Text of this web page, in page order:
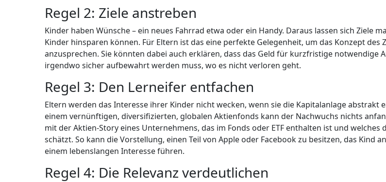
Regel 2: Ziele anstreben
Kinder haben Wünsche – ein neues Fahrrad etwa oder ein Handy. Daraus lassen sich Ziele
Kinder hinsparen können. Für Eltern ist das eine perfekte Gelegenheit, um das Konzept des
anzusprechen. Sie könnten dabei auch erklären, dass das Geld für kurzfristige notwendige
irgendwo sicher aufbewahrt werden muss, wo es nicht verloren geht.
Regel 3: Den Lerneifer entfachen
Eltern werden das Interesse ihrer Kinder nicht wecken, wenn sie die Kapitalanlage abstrakt
einem vernünftigen, diversifizierten, globalen Aktienfonds kann der Nachwuchs nichts
mit der Aktien-Story eines Unternehmens, das im Fonds oder ETF enthalten ist und welches
schätzt. So kann die Vorstellung, einen Teil von Apple oder Facebook zu besitzen, das Kind
einem lebenslangen Interesse führen.
Regel 4: Die Relevanz verdeutlichen